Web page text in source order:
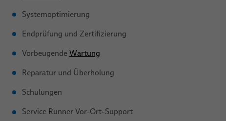
Systemoptimierung
Endprüfung und Zertifizierung
Vorbeugende Wartung
Reparatur und Überholung
Schulungen
Service Runner Vor-Ort-Support